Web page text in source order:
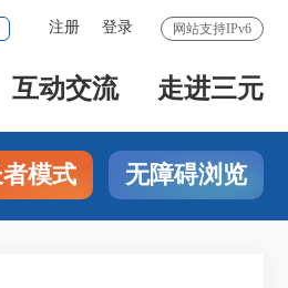
网站支持IPv6
注册 登录
互动交流 走进三元
模式 无障碍浏览